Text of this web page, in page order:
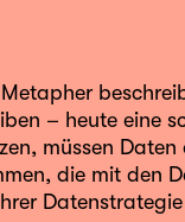
– heute eine
müssen
die mit den